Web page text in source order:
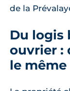
de la
Du logis
ouvrier :
le